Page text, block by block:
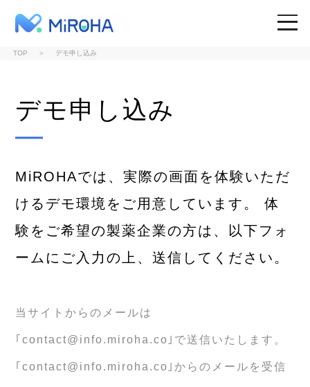
WHY MiROHA
SOLUTIONS
RESOURCES
TOP デモ申し込み
デモ申し込み
MiROHAでは、実際の画面を体験いただ
けるデモ環境をご用意しています。
体
験をご希望の製薬企業の方は、以下フォ
ームにご入力の上、送信してください。
当サイトからのメールは
｢contact@info.miroha.co｣で送信いたします。
｢contact@info.miroha.co｣からのメールを受信